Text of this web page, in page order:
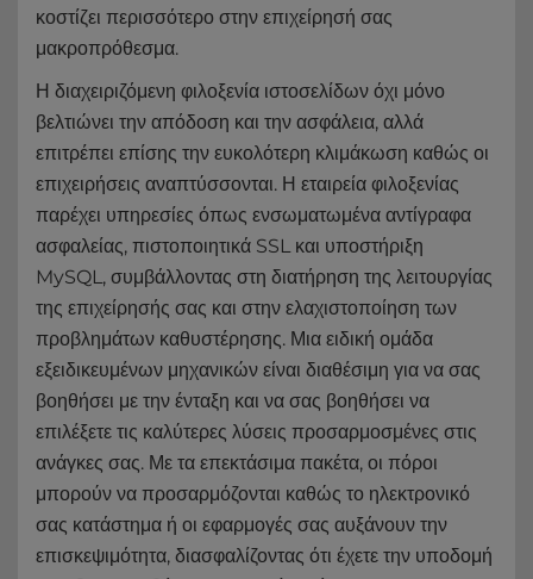
κοστίζει περισσότερο στην επιχείρησή σας
μακροπρόθεσμα.
Η διαχειριζόμενη φιλοξενία ιστοσελίδων όχι μόνο
βελτιώνει την απόδοση και την ασφάλεια, αλλά
επιτρέπει επίσης την ευκολότερη κλιμάκωση καθώς οι
επιχειρήσεις αναπτύσσονται. Η εταιρεία φιλοξενίας
παρέχει υπηρεσίες όπως ενσωματωμένα αντίγραφα
ασφαλείας, πιστοποιητικά SSL και υποστήριξη
MySQL, συμβάλλοντας στη διατήρηση της λειτουργίας
της επιχείρησής σας και στην ελαχιστοποίηση των
προβλημάτων καθυστέρησης. Μια ειδική ομάδα
εξειδικευμένων μηχανικών είναι διαθέσιμη για να σας
βοηθήσει με την ένταξη και να σας βοηθήσει να
επιλέξετε τις καλύτερες λύσεις προσαρμοσμένες στις
ανάγκες σας. Με τα επεκτάσιμα πακέτα, οι πόροι
μπορούν να προσαρμόζονται καθώς το ηλεκτρονικό
σας κατάστημα ή οι εφαρμογές σας αυξάνουν την
επισκεψιμότητα, διασφαλίζοντας ότι έχετε την υποδομή